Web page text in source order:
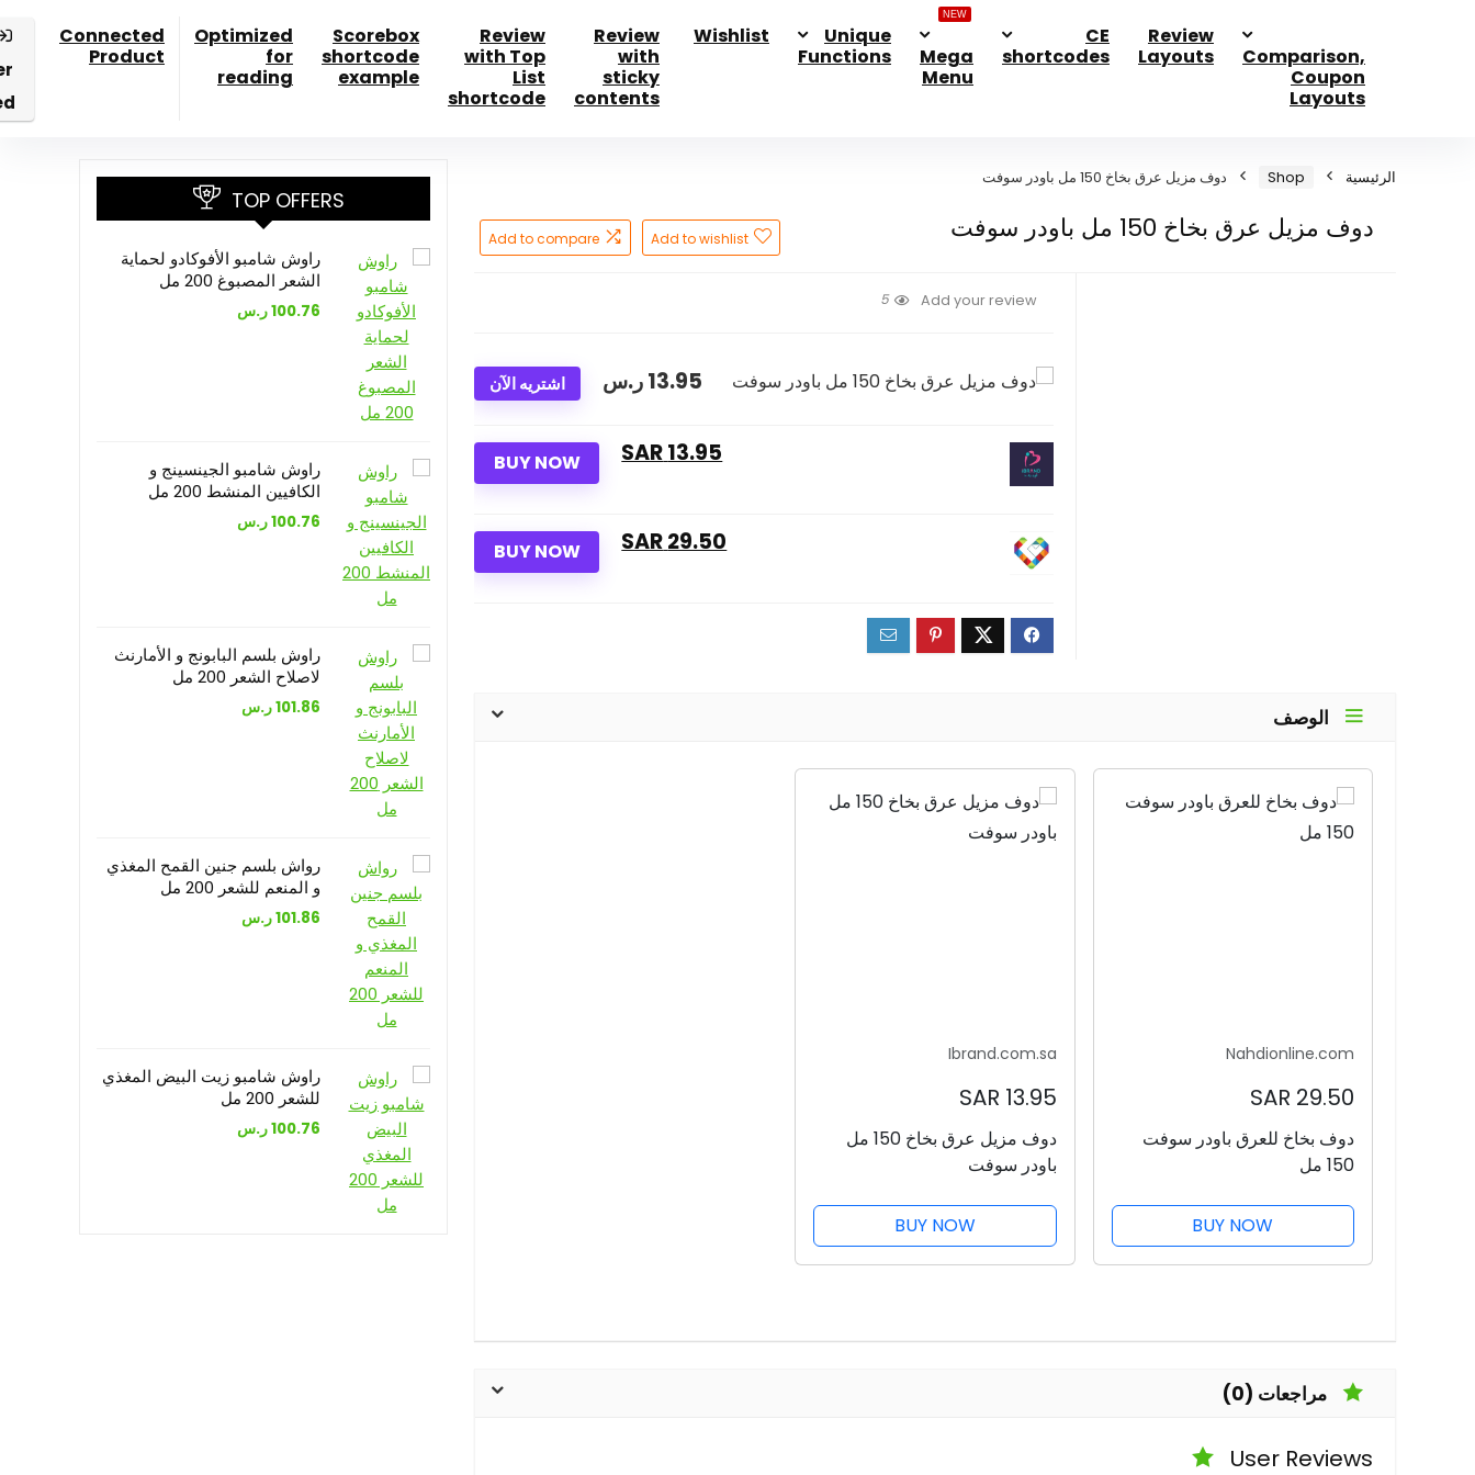
Comparison,
Coupon
Layouts
Review
Layouts
CE
shortcodes
Mega
Menu
NEW
Unique
Functions
Wishlist
Review
with
sticky
contents
Review
with Top
List
shortcode
Scorebox
shortcode
example
Optimized
for
reading
Connected
Product
الرئيسية Shop دوف مزيل عرق بخاخ 150 مل باودر سوفت
دوف مزيل عرق بخاخ 150 مل باودر سوفت Add to wishlist
Add to compare
Add your review
5
اشتريه الآن 13.95ر.س
BUY NOW 13.95 SAR
BUY NOW 29.50 SAR
الوصف
Nahdionline.com
29.50 SAR
دوف بخاخ للعرق باودر سوفت
150 مل
BUY NOW
Ibrand.com.sa
13.95 SAR
دوف مزيل عرق بخاخ 150 مل
باودر سوفت
BUY NOW
مراجعات (0)
User Reviews
TOP OFFERS
راوش شامبو الأفوكادو لحماية
الشعر المصبوغ 200 مل
100.76ر.س
راوش شامبو الجينسينج و
الكافيين المنشط 200 مل
100.76ر.س
راوش بلسم البابونج و الأمارنث
لاصلاح الشعر 200 مل
101.86ر.س
رواش بلسم جنين القمح المغذي
و المنعم للشعر 200 مل
101.86ر.س
راوش شامبو زيت البيض المغذي
للشعر 200 مل
100.76ر.س